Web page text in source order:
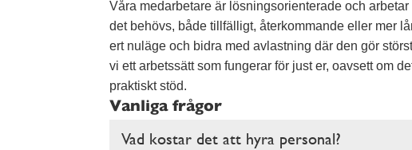
Våra medarbetare är lösningsorienterade och
det behövs, både tillfälligt, återkommande eller mer
ert nuläge och bidra med avlastning där den gör
vi ett arbetssätt som fungerar för just er, oavsett om
praktiskt stöd.
Vanliga frågor
Vad kostar det att hyra personal?